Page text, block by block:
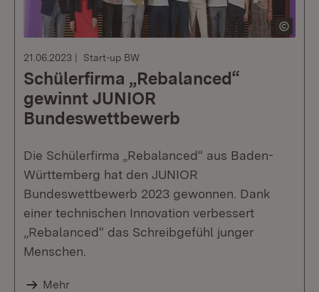
21.06.2023 Start-up BW
Schülerfirma „Rebalanced“
gewinnt JUNIOR
Bundeswettbewerb
Die Schülerfirma „Rebalanced“ aus Baden-
Württemberg hat den JUNIOR
Bundeswettbewerb 2023 gewonnen. Dank
einer technischen Innovation verbessert
„Rebalanced“ das Schreibgefühl junger
Menschen.
Mehr